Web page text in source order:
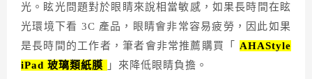
光。眩光問題對於眼睛來說相當敏感，如果長時間在眩
光環境下看 3C 產品，眼睛會非常容易疲勞，因此如果
是長時間的工作者，筆者會非常推薦購買「 AHAStyle
iPad 玻璃類紙膜
」來降低眼睛負擔。